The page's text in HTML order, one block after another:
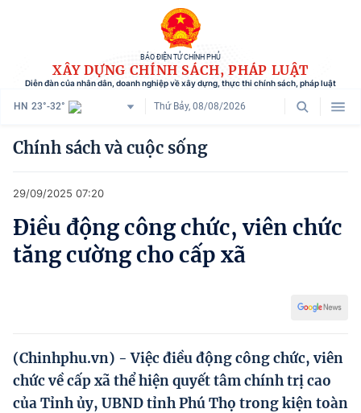
BÁO ĐIỆN TỬ CHÍNH PHỦ
XÂY DỰNG CHÍNH SÁCH, PHÁP LUẬT
Diễn đàn của nhân dân, doanh nghiệp về xây dựng, thực thi chính sách, pháp luật
HN 23°-32° Thứ Bảy, 08/08/2026
Danh mục
Tham vấn chính sách
Người dân góp ý
Hướng dẫn thực hiện chính sách
Phát triển kinh tế tư nhân và doanh nghiệp dân tộc
Chính sách và cuộc sống
29/09/2025 07:20
Điều động công chức, viên chức
tăng cường cho cấp xã
(Chinhphu.vn) - Việc điều động công chức, viên
chức về cấp xã thể hiện quyết tâm chính trị cao
của Tỉnh ủy, UBND tỉnh Phú Thọ trong kiện toàn